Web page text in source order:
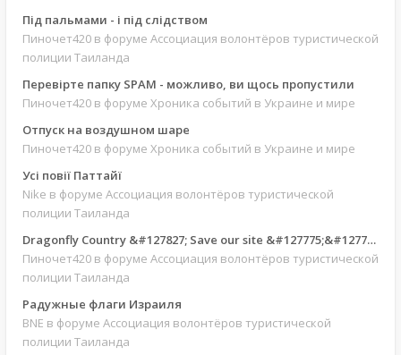
Під пальмами - і під слідством
Пиночет420 в форуме Ассоциация волонтёров туристической
полиции Таиланда
Перевірте папку SPAM - можливо, ви щось пропустили
Пиночет420 в форуме Хроника событий в Украине и мире
Отпуск на воздушном шаре
Пиночет420 в форуме Хроника событий в Украине и мире
Усі повії Паттайї
Nike в форуме Ассоциация волонтёров туристической
полиции Таиланда
Dragonfly Country &#127827; Save our site &#127775;&#127769;
Пиночет420 в форуме Ассоциация волонтёров туристической
полиции Таиланда
Радужные флаги Израиля
BNE в форуме Ассоциация волонтёров туристической
полиции Таиланда